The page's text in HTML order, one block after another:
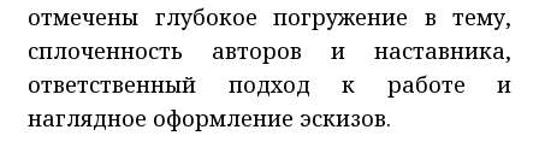
отмечены глубокое погружение в тему,
сплоченность авторов и наставника,
ответственный подход к работе и
наглядное оформление эскизов.